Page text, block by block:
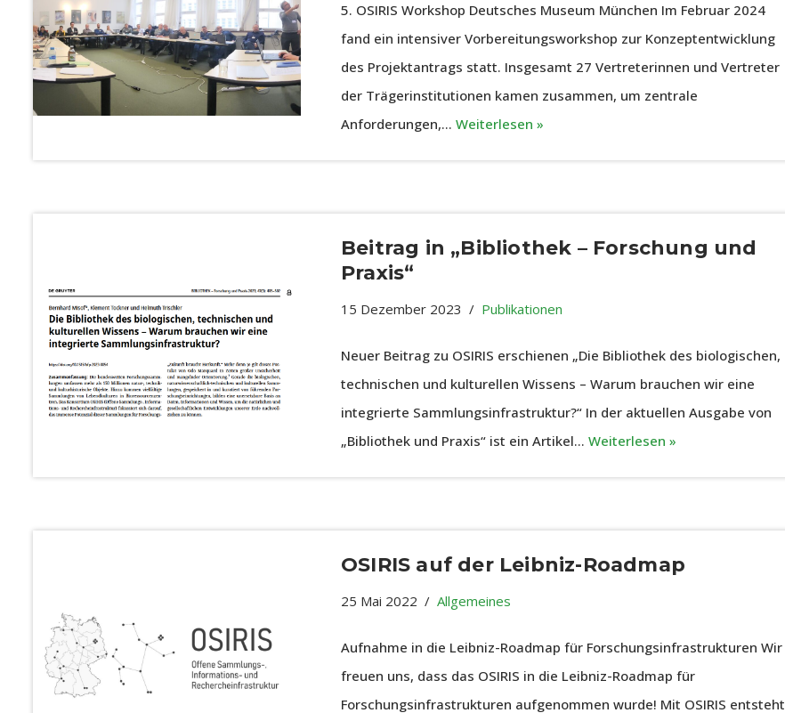
5. OSIRIS Workshop Deutsches Museum München Im Februar 2024
fand ein intensiver Vorbereitungsworkshop zur Konzeptentwicklung
des Projektantrags statt. Insgesamt 27 Vertreterinnen und Vertreter
der Trägerinstitutionen kamen zusammen, um zentrale
Anforderungen,… Weiterlesen »
Beitrag in „Bibliothek – Forschung und
Praxis“
15 Dezember 2023 Publikationen
Neuer Beitrag zu OSIRIS erschienen „Die Bibliothek des biologischen,
technischen und kulturellen Wissens – Warum brauchen wir eine
integrierte Sammlungsinfrastruktur?“ In der aktuellen Ausgabe von
„Bibliothek und Praxis“ ist ein Artikel… Weiterlesen »
OSIRIS auf der Leibniz-Roadmap
25 Mai 2022 Allgemeines
Aufnahme in die Leibniz-Roadmap für Forschungsinfrastrukturen Wir
freuen uns, dass das OSIRIS in die Leibniz-Roadmap für
Forschungsinfrastrukturen aufgenommen wurde! Mit OSIRIS entsteht